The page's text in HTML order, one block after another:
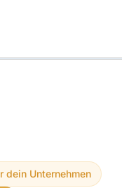
dein Unternehmen